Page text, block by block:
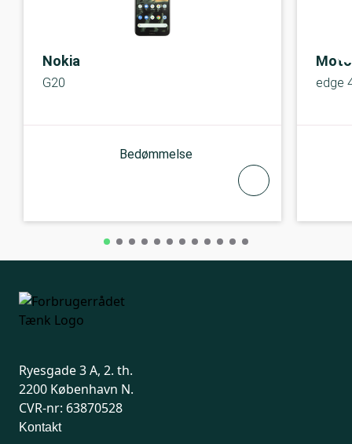
Nokia
G20
Bedømmelse
edge
Ryesgade 3 A, 2. th.
2200 København N.
CVR-nr: 63870528
Kontakt